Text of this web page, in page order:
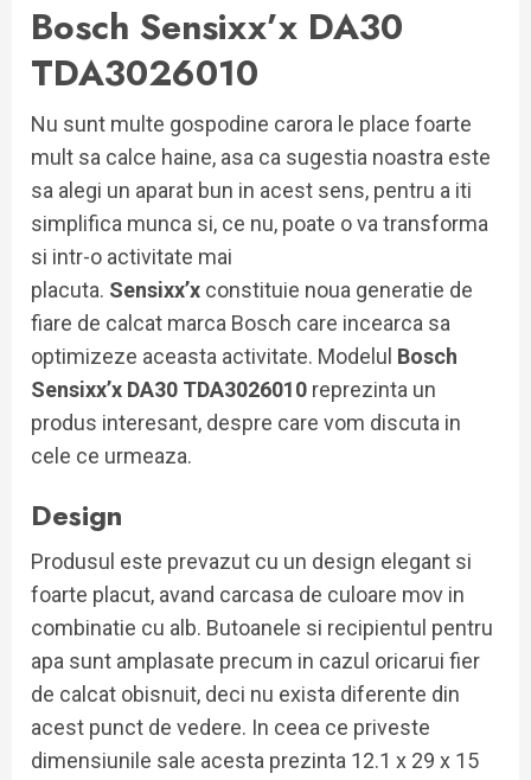
Bosch Sensixx’x DA30
TDA3026010
Nu sunt multe gospodine carora le place foarte
mult sa calce haine, asa ca sugestia noastra este
sa alegi un aparat bun in acest sens, pentru a iti
simplifica munca si, ce nu, poate o va transforma
si intr-o activitate mai
placuta. Sensixx’x constituie noua generatie de
fiare de calcat marca Bosch care incearca sa
optimizeze aceasta activitate. Modelul Bosch
Sensixx’x DA30 TDA3026010 reprezinta un
produs interesant, despre care vom discuta in
cele ce urmeaza.
Design
Produsul este prevazut cu un design elegant si
foarte placut, avand carcasa de culoare mov in
combinatie cu alb. Butoanele si recipientul pentru
apa sunt amplasate precum in cazul oricarui fier
de calcat obisnuit, deci nu exista diferente din
acest punct de vedere. In ceea ce priveste
dimensiunile sale acesta prezinta 12.1 x 29 x 15